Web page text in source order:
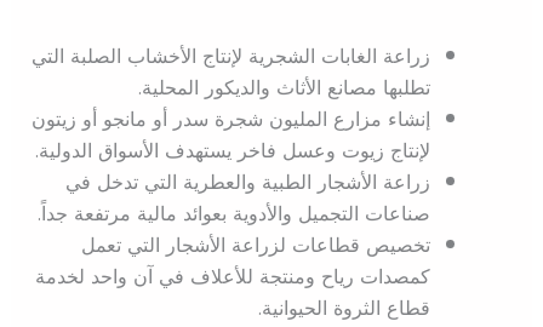
زراعة الغابات الشجرية لإنتاج الأخشاب الصلبة التي
تطلبها مصانع الأثاث والديكور المحلية.
إنشاء مزارع المليون شجرة سدر أو مانجو أو زيتون
لإنتاج زيوت وعسل فاخر يستهدف الأسواق الدولية.
زراعة الأشجار الطبية والعطرية التي تدخل في
صناعات التجميل والأدوية بعوائد مالية مرتفعة جداً.
تخصيص قطاعات لزراعة الأشجار التي تعمل
كمصدات رياح ومنتجة للأعلاف في آن واحد لخدمة
قطاع الثروة الحيوانية.